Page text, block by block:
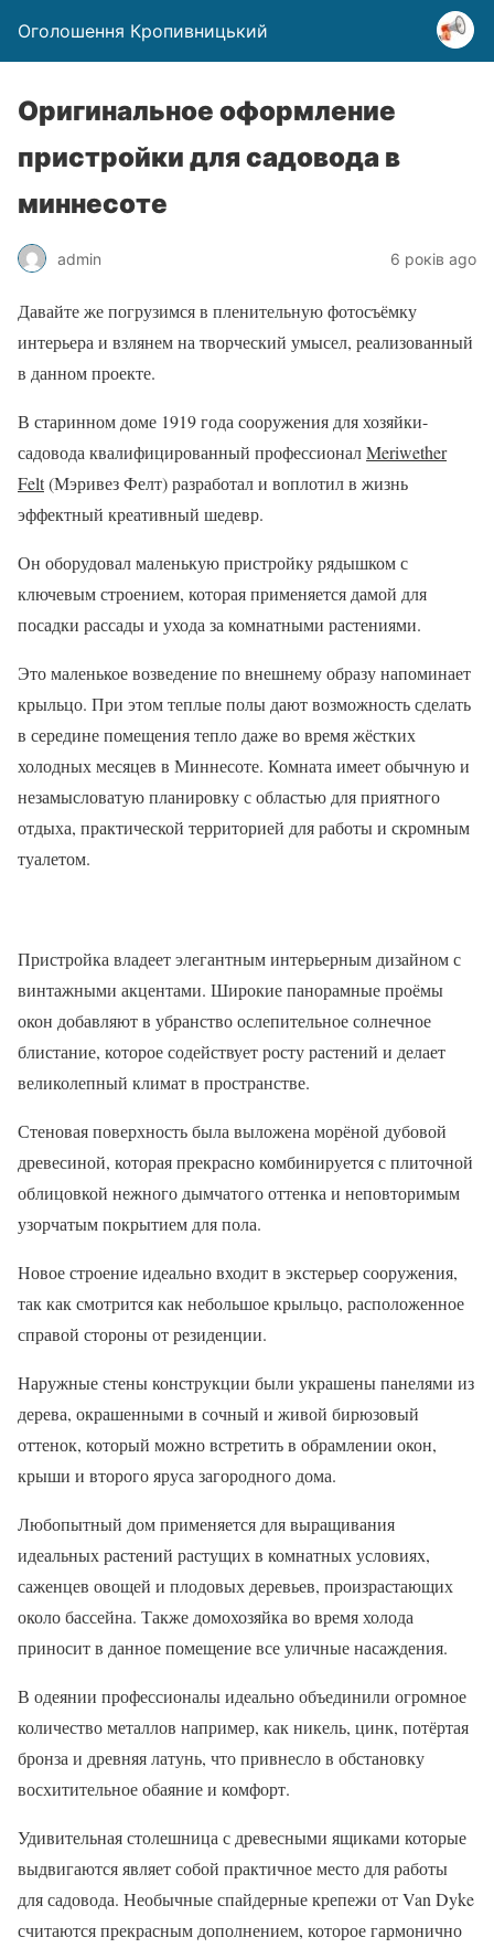
Оголошення Кропивницький
Оригинальное оформление
пристройки для садовода в
миннесоте
admin 6 років ago
Давайте же погрузимся в пленительную фотосъёмку
интерьера и взлянем на творческий умысел, реализованный
в данном проекте.
В старинном доме 1919 года сооружения для хозяйки-
садовода квалифицированный профессионалMeriwether
Felt(Мэривез Фелт) разработал и воплотил в жизнь
эффектный креативный шедевр.
Он оборудовал маленькую пристройку рядышком с
ключевым строением, которая применяется дамой для
посадки рассады и ухода за комнатными растениями.
Это маленькое возведение по внешнему образу напоминает
крыльцо. При этом теплые полы дают возможность сделать
в середине помещения тепло даже во время жёстких
холодных месяцев в Миннесоте. Комната имеет обычную и
незамысловатую планировку с областью для приятного
отдыха, практической территорией для работы и скромным
туалетом.
Пристройка владеет элегантным интерьерным дизайном с
винтажными акцентами. Широкие панорамные проёмы
окон добавляют в убранство ослепительное солнечное
блистание, которое содействует росту растений и делает
великолепный климат в пространстве.
Стеновая поверхность была выложена морёной дубовой
древесиной, которая прекрасно комбинируется с плиточной
облицовкой нежного дымчатого оттенка и неповторимым
узорчатым покрытием для пола.
Новое строение идеально входит в экстерьер сооружения,
так как смотрится как небольшое крыльцо, расположенное
справой стороны от резиденции.
Наружные стены конструкции были украшены панелями из
дерева, окрашенными в сочный и живой бирюзовый
оттенок, который можно встретить в обрамлении окон,
крыши и второго яруса загородного дома.
Любопытный дом применяется для выращивания
идеальных растений растущих в комнатных условиях,
саженцев овощей и плодовых деревьев, произрастающих
около бассейна. Также домохозяйка во время холода
приносит в данное помещение все уличные насаждения.
В одеянии профессионалы идеально объединили огромное
количество металлов например, как никель, цинк, потёртая
бронза и древняя латунь, что привнесло в обстановку
восхитительное обаяние и комфорт.
Удивительная столешница с древесными ящиками которые
выдвигаются являет собой практичное место для работы
для садовода. Необычные спайдерные крепежи от Van Dyke
считаются прекрасным дополнением, которое гармонично